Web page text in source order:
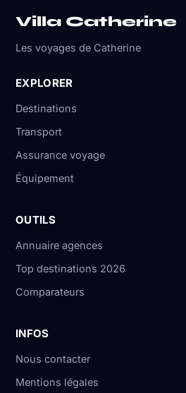
Villa Catherine
Les voyages de Catherine
EXPLORER
Destinations
Transport
Assurance voyage
Équipement
OUTILS
Annuaire agences
Top destinations 2026
Comparateurs
INFOS
Nous contacter
Mentions légales